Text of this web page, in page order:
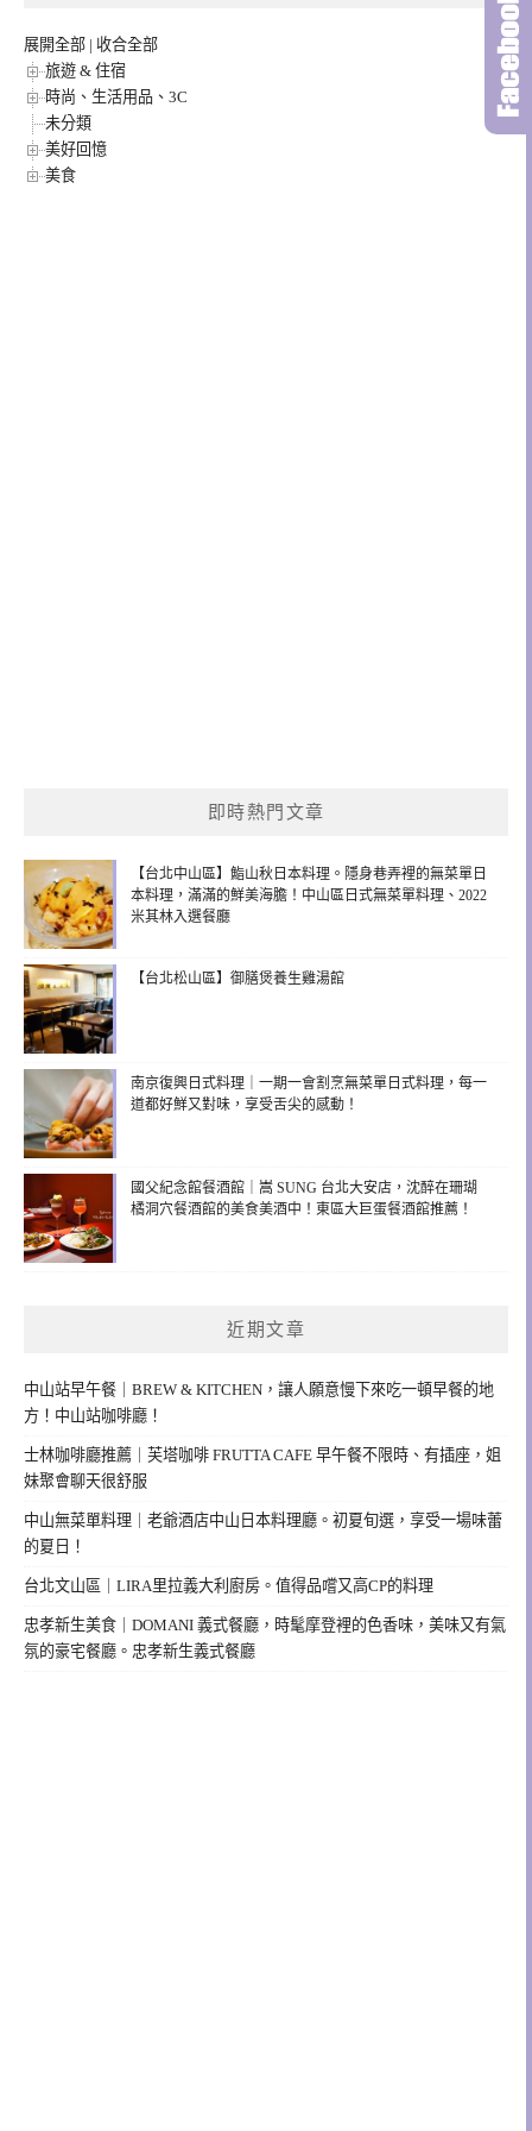
展開全部 | 收合全部
旅遊 & 住宿
時尚、生活用品、3C
未分類
美好回憶
美食
即時熱門文章
【台北中山區】鮨山秋日本料理。隱身巷弄裡的無菜單日
本料理，滿滿的鮮美海膽！中山區日式無菜單料理、2022
米其林入選餐廳
【台北松山區】御膳煲養生雞湯館
南京復興日式料理｜一期一會割烹無菜單日式料理，每一
道都好鮮又對味，享受舌尖的感動！
國父紀念館餐酒館｜嵩 SUNG 台北大安店，沈醉在珊瑚
橘洞穴餐酒館的美食美酒中！東區大巨蛋餐酒館推薦！
近期文章
中山站早午餐｜BREW & KITCHEN，讓人願意慢下來吃一頓早餐的地
方！中山站咖啡廳！
士林咖啡廳推薦｜芙塔咖啡 FRUTTA CAFE 早午餐不限時、有插座，姐
妹聚會聊天很舒服
中山無菜單料理｜老爺酒店中山日本料理廳。初夏旬選，享受一場味蕾
的夏日！
台北文山區｜LIRA里拉義大利廚房。值得品嚐又高CP的料理
忠孝新生美食｜DOMANI 義式餐廳，時髦摩登裡的色香味，美味又有氣
氛的豪宅餐廳。忠孝新生義式餐廳